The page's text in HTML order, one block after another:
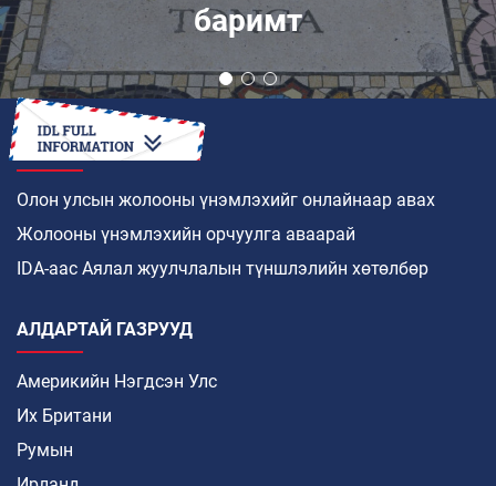
баримт
ХЭРХЭН
Олон улсын жолооны үнэмлэхийг онлайнаар авах
Жолооны үнэмлэхийн орчуулга аваарай
IDA-аас Аялал жуулчлалын түншлэлийн хөтөлбөр
АЛДАРТАЙ ГАЗРУУД
Америкийн Нэгдсэн Улс
Их Британи
Румын